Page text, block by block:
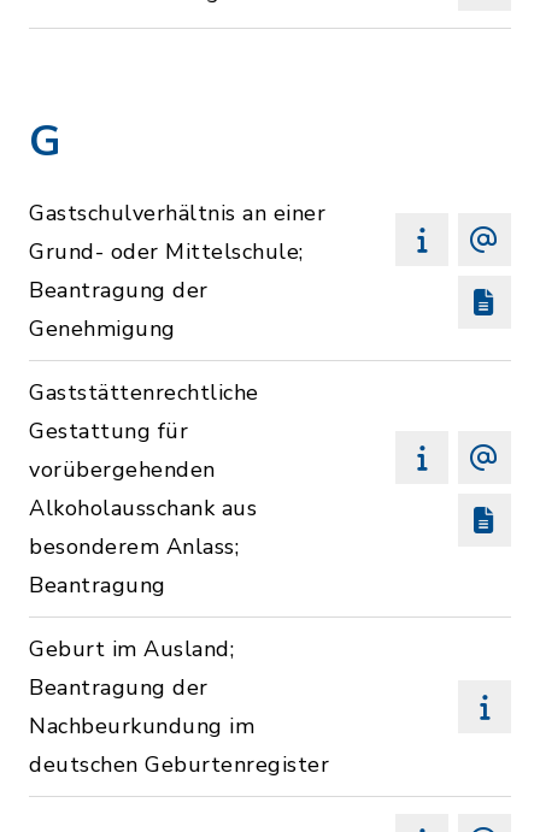
G
Gastschulverhältnis an einer
Grund- oder Mittelschule;
Beantragung der
Genehmigung
Gaststättenrechtliche
Gestattung für
vorübergehenden
Alkoholausschank aus
besonderem Anlass;
Beantragung
Geburt im Ausland;
Beantragung der
Nachbeurkundung im
deutschen Geburtenregister